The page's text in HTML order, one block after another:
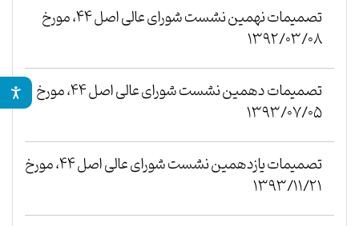
تصمیمات نهمین نشست شورای عالی اصل ۴۴، مورخ
۱۳۹۲/۰۳/۰۸
تصمیمات دهمین نشست شورای عالی اصل ۴۴، مورخ
۱۳۹۳/۰۷/۰۵
تصمیمات یازدهمین نشست شورای عالی اصل ۴۴، مورخ
۱۳۹۳/۱۱/۲۱